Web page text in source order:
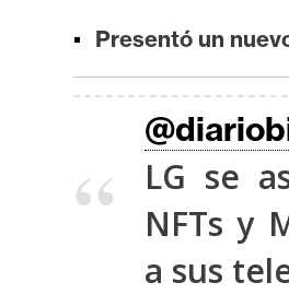
s
d
e
e
Presentó un
LG se
NFTs y
a sus